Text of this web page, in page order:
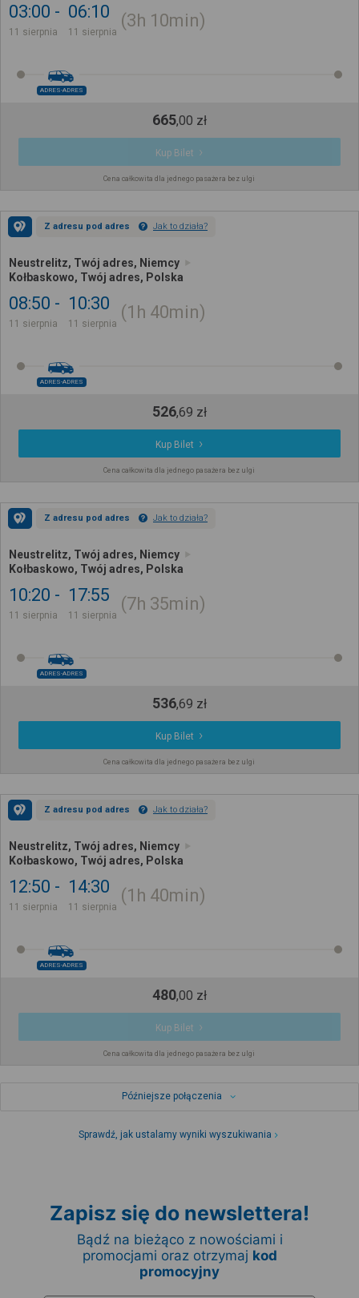
03:00
11 sierpnia
06:10
11 sierpnia
3h 10min
ADRES-ADRES
665,00 zł
Kup Bilet
Cena całkowita dla jednego pasażera bez ulgi
Z adresu pod adres Jak to działa?
Neustrelitz, Twój adres, Niemcy
Kołbaskowo, Twój adres, Polska
08:50
11 sierpnia
10:30
11 sierpnia
1h 40min
ADRES-ADRES
526,69 zł
Kup Bilet
Cena całkowita dla jednego pasażera bez ulgi
Z adresu pod adres Jak to działa?
Neustrelitz, Twój adres, Niemcy
Kołbaskowo, Twój adres, Polska
10:20
11 sierpnia
17:55
11 sierpnia
7h 35min
ADRES-ADRES
536,69 zł
Kup Bilet
Cena całkowita dla jednego pasażera bez ulgi
Z adresu pod adres Jak to działa?
Neustrelitz, Twój adres, Niemcy
Kołbaskowo, Twój adres, Polska
12:50
11 sierpnia
14:30
11 sierpnia
1h 40min
ADRES-ADRES
480,00 zł
Kup Bilet
Cena całkowita dla jednego pasażera bez ulgi
Późniejsze połączenia
Sprawdź, jak ustalamy wyniki wyszukiwania
Zapisz się do newslettera!
Bądź na bieżąco z nowościami i
promocjami oraz otrzymaj kod
promocyjny